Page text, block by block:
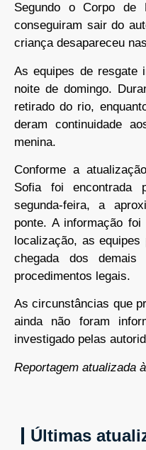
Segundo o Corpo
conseguiram sair do
criança desapareceu
As equipes de resgate
noite de domingo.
retirado do rio,
deram continuidade
menina.
Conforme a
Sofia foi encontrada
segunda-feira, a
ponte. A informação
localização, as
chegada dos demais
procedimentos legais.
As circunstâncias que
ainda não foram
investigado pelas
Reportagem atualizada
Últimas